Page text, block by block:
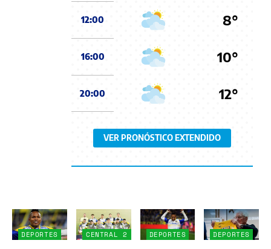
12:00 8°
16:00 10°
20:00 12°
VER PRONÓSTICO EXTENDIDO
DEPORTES
CENTRAL 2
DEPORTES DEPORTES